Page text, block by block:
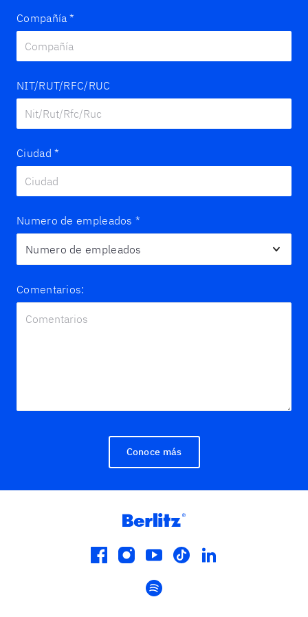
Compañía *
NIT/RUT/RFC/RUC
Ciudad *
Numero de empleados *
Comentarios:
Conoce más
facebook
instagram
youtube
tiktoklinkedin
spotify